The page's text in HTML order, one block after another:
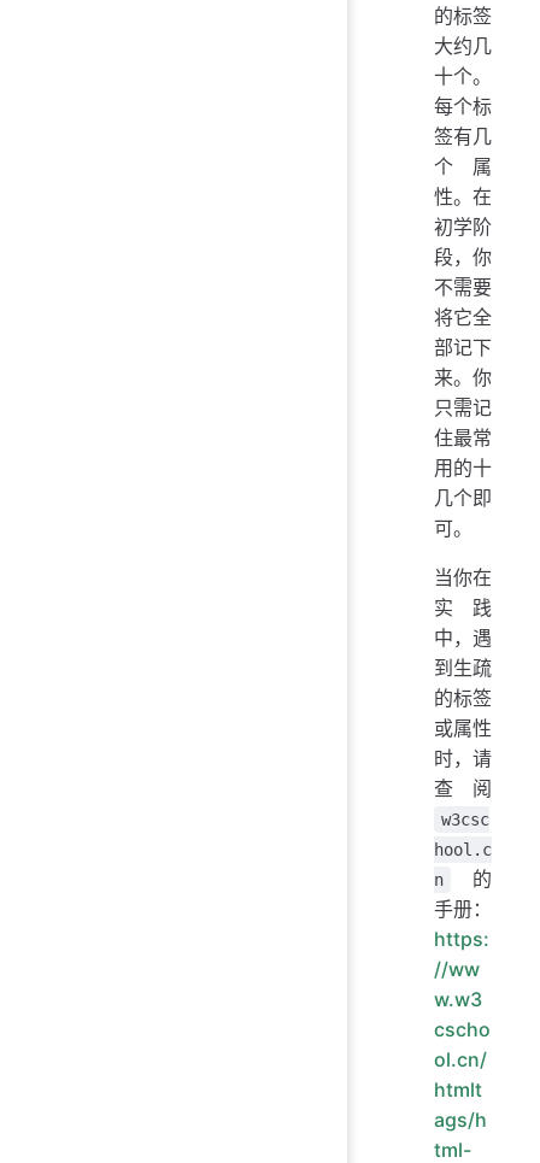
的标签
大约几
十个。
每个标
签有几
个属
性。在
初学阶
段，你
不需要
将它全
部记下
来。你
只需记
住最常
用的十
几个即
可。
当你在
实践
中，遇
到生疏
的标签
或属性
时，请
查阅
w3csc
hool.c
n
的
手册：
https:
//ww
w.w3
cscho
ol.cn/
htmlt
ags/h
tml-